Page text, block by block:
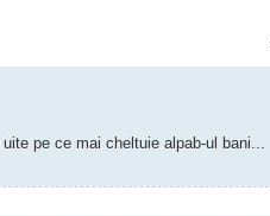
uite pe ce mai cheltuie alpab-ul bani...